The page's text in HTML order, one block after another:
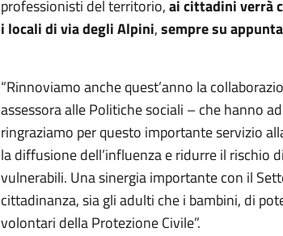
professionisti del territorio,ai cittadini verrà
i locali di via degli Alpini,sempre su
“Rinnoviamo anche quest’anno la
assessora alle Politiche sociali – che hanno
ringraziamo per questo importante servizio
la diffusione dell’influenza e ridurre il rischio
vulnerabili. Una sinergia importante con il
cittadinanza, sia gli adulti che i bambini, di
volontari della Protezione Civile”.